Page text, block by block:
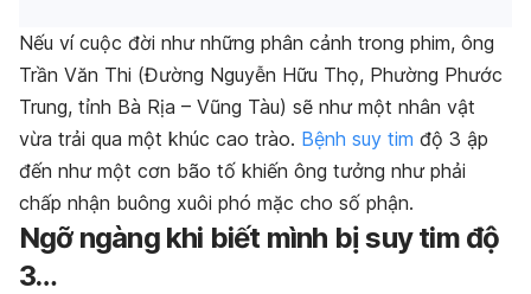
Nếu ví cuộc đời như những phân cảnh trong phim, ông
Trần Văn Thi (Đường Nguyễn Hữu Thọ, Phường Phước
Trung, tỉnh Bà Rịa – Vũng Tàu) sẽ như một nhân vật
vừa trải qua một khúc cao trào. Bệnh suy tim độ 3 ập
đến như một cơn bão tố khiến ông tưởng như phải
chấp nhận buông xuôi phó mặc cho số phận.
Ngỡ ngàng khi biết mình bị suy tim độ
3…